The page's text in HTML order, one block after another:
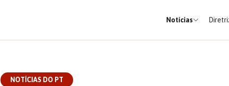
Notícias
NOTÍCIAS DO PT